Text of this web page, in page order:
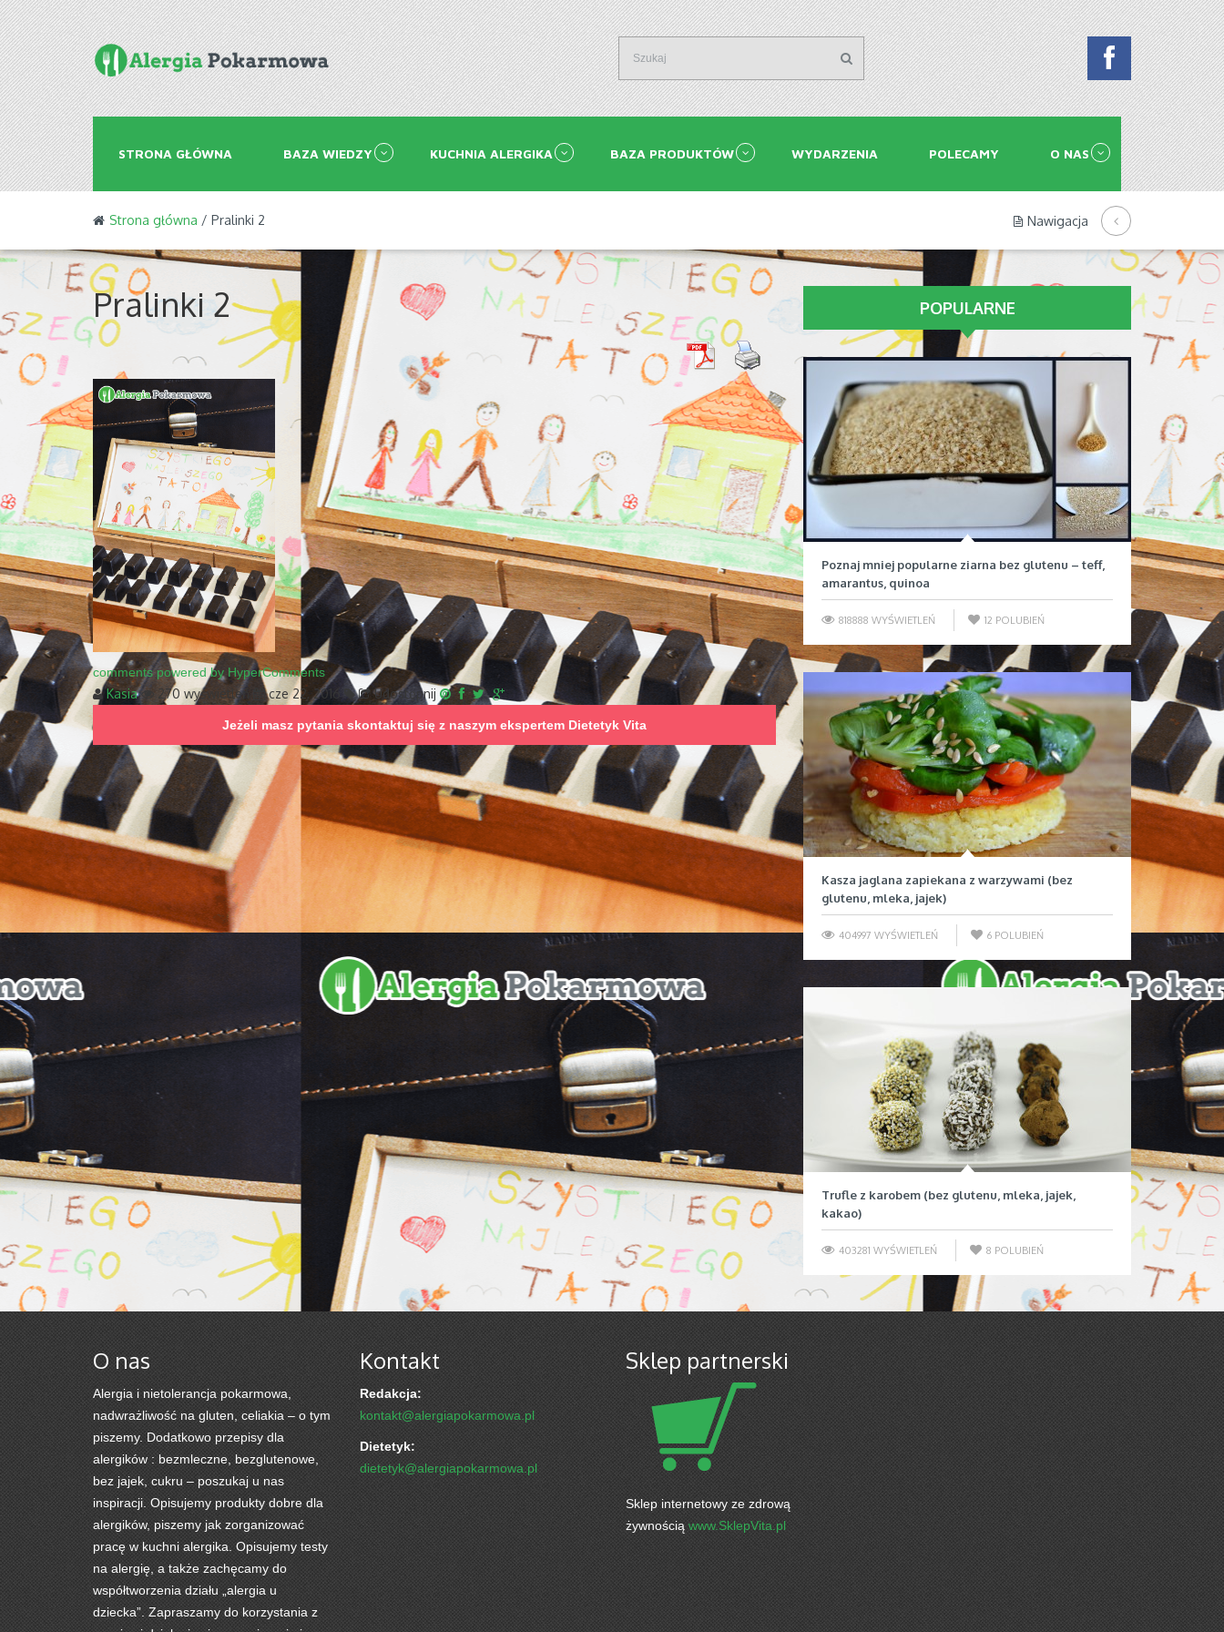
STRONA GŁÓWNA BAZA WIEDZY KUCHNIA ALERGIKA BAZA PRODUKTÓW WYDARZENIA POLECAMY O NAS
Strona główna / Pralinki 2 Nawigacja
Pralinki 2
comments powered by HyperComments
Kasia 270 wyświetleń cze 22, 2016 Udostępnij
Jeżeli masz pytania skontaktuj się z naszym ekspertem Dietetyk Vita
POPULARNE
Poznaj mniej popularne ziarna bez glutenu – teff,
amarantus, quinoa
818888 WYŚWIETLEŃ 12 POLUBIEŃ
Kasza jaglana zapiekana z warzywami (bez
glutenu, mleka, jajek)
404997 WYŚWIETLEŃ 6 POLUBIEŃ
Trufle z karobem (bez glutenu, mleka, jajek,
kakao)
403281 WYŚWIETLEŃ 8 POLUBIEŃ
O nas
Alergia i nietolerancja pokarmowa,
nadwrażliwość na gluten, celiakia – o tym
piszemy. Dodatkowo przepisy dla
alergików : bezmleczne, bezglutenowe,
bez jajek, cukru – poszukaj u nas
inspiracji. Opisujemy produkty dobre dla
alergików, piszemy jak zorganizować
pracę w kuchni alergika. Opisujemy testy
na alergię, a także zachęcamy do
współtworzenia działu „alergia u
dziecka”. Zapraszamy do korzystania z
Kontakt
Redakcja:
kontakt@alergiapokarmowa.pl
Dietetyk:
dietetyk@alergiapokarmowa.pl
Sklep partnerski
Sklep internetowy ze zdrową
żywnością www.SklepVita.pl